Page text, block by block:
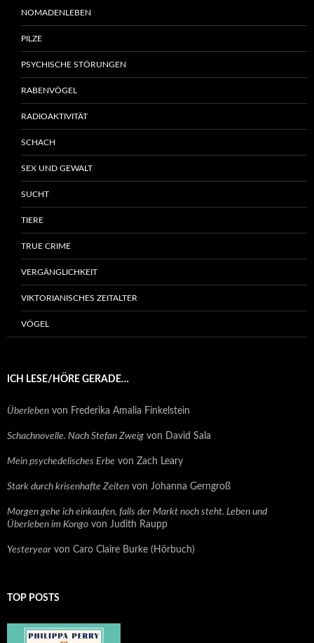
NOMADENLEBEN
PILZE
PSYCHISCHE STÖRUNGEN
RABENVÖGEL
RADIOAKTIVITÄT
SCHACH
SEX UND GEWALT
SUCHT
TIERE
TRUE CRIME
VERGÄNGLICHKEIT
VIKTORIANISCHES ZEITALTER
VÖGEL
ICH LESE/HÖRE GERADE…
Überleben von Frederika Amalia Finkelstein
Schachnovelle. Nach Stefan Zweig von David Sala
Mein psychedelisches Erbe von Zach Leary
Stark durch krisenhafte Zeiten von Johanna Gerngroß
Morgen gehe ich einkaufen, falls der Markt noch steht. Leben und
Überleben im Kongo von Judith Raupp
Yesteryear von Caro Claire Burke (Hörbuch)
TOP POSTS